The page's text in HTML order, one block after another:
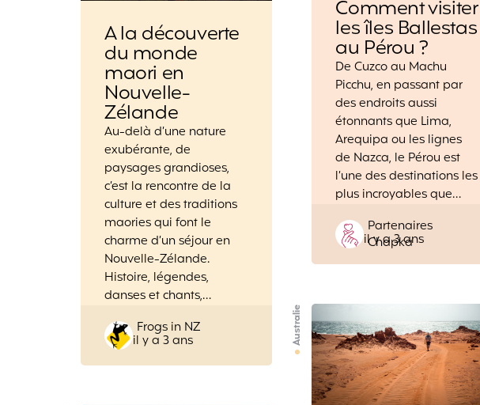
Comment visiter
les îles Ballestas
au Pérou ?
De Cuzco au Machu
Picchu, en passant par
des endroits aussi
étonnants que Lima,
Arequipa ou les lignes
de Nazca, le Pérou est
l’une des destinations les
plus incroyables que…
Posted
by
Partenaires
Chapka
il y a 3 ans
A la découverte
du monde
maori en
Nouvelle-
Zélande
Au-delà d’une nature
exubérante, de
paysages grandioses,
c’est la rencontre de la
culture et des traditions
maories qui font le
charme d’un séjour en
Nouvelle-Zélande.
Histoire, légendes,
danses et chants,…
Posted
by
Frogs in NZ
il y a 3 ans Australie